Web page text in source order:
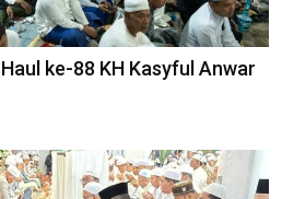
Ribuan Jemaah Hadiri Haul ke-88 KH Kasyful Anwar